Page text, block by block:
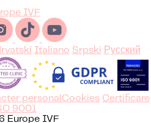
IVF
Italiano Srpski Русский
personal Cookies Certificare
9001
Europe IVF